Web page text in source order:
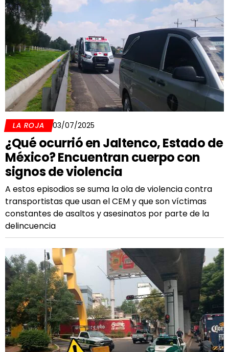
LA ROJA 03/07/2025
¿Qué ocurrió en Jaltenco, Estado de
México? Encuentran cuerpo con
signos de violencia
A estos episodios se suma la ola de violencia contra
transportistas que usan el CEM y que son víctimas
constantes de asaltos y asesinatos por parte de la
delincuencia